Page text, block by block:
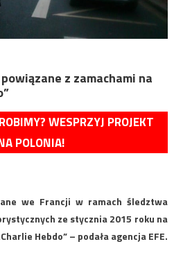
z zamachami na
WESPRZYJ PROJEKT
POLONIA!
we Francji w ramach śledztwa
ze stycznia 2015 roku na
Hebdo” – podała agencja EFE.